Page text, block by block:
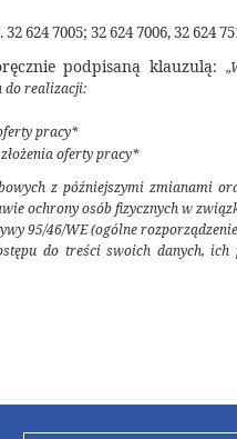
7005; 32 624 7006, 32 624
podpisaną klauzulą:
do realizacji:
pracy*
oferty pracy*
z późniejszymi zmianami
ochrony osób fizycznych w
95/46/WE (ogólne
do treści swoich danych,